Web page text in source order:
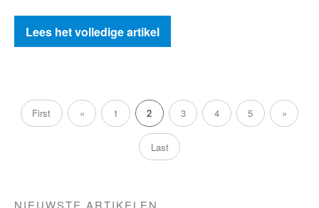
Lees het volledige artikel
First « 1 2 3 4 5 »
Last
NIEUWSTE ARTIKELEN